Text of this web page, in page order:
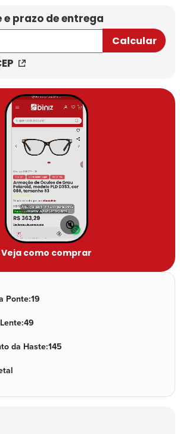
🔇
Veja como comprar
Ponte:19
:49
da Haste:145